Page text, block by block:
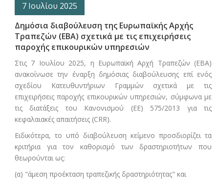
7 Ιουλίου 2025
Δημόσια διαβούλευση της Ευρωπαϊκής Αρχής
Τραπεζών (ΕΒΑ) σχετικά με τις επιχειρήσεις
παροχής επικουρικών υπηρεσιών
Στις 7 Ιουλίου 2025, η Ευρωπαϊκή Αρχή Τραπεζών (ΕΒΑ)
ανακοίνωσε την έναρξη δημόσιας διαβούλευσης επί ενός
σχεδίου Κατευθυντήριων Γραμμών σχετικά με τις
επιχειρήσεις παροχής επικουρικών υπηρεσιών, σύμφωνα με
τις διατάξεις του Κανονισμού (ΕΕ) 575/2013 για τις
κεφαλαιακές απαιτήσεις (CRR).
Ειδικότερα, το υπό διαβούλευση κείμενο προσδιορίζει τα
κριτήρια για τον καθορισμό των δραστηριοτήτων που
θεωρούνται ως:
(α) "άμεση προέκταση τραπεζικής δραστηριότητας" και